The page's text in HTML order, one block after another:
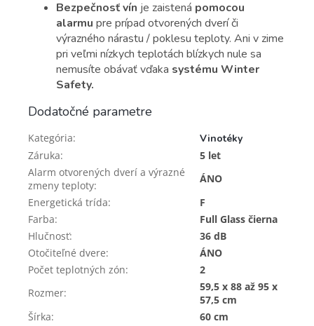
Bezpečnosť vín je zaistená pomocou
alarmu pre prípad otvorených dverí či
výrazného nárastu / poklesu teploty. Ani v zime
pri veľmi nízkych teplotách blízkych nule sa
nemusíte obávať vďaka systému Winter
Safety.
Dodatočné parametre
Kategória:
Vinotéky
Záruka:
5 let
Alarm otvorených dverí a výrazné
zmeny teploty:
ÁNO
Energetická trída:
F
Farba:
Full Glass čierna
Hlučnosť:
36 dB
Otočiteľné dvere:
ÁNO
Počet teplotných zón:
2
Rozmer:
59,5 x 88 až 95 x
57,5 cm
Šírka:
60 cm